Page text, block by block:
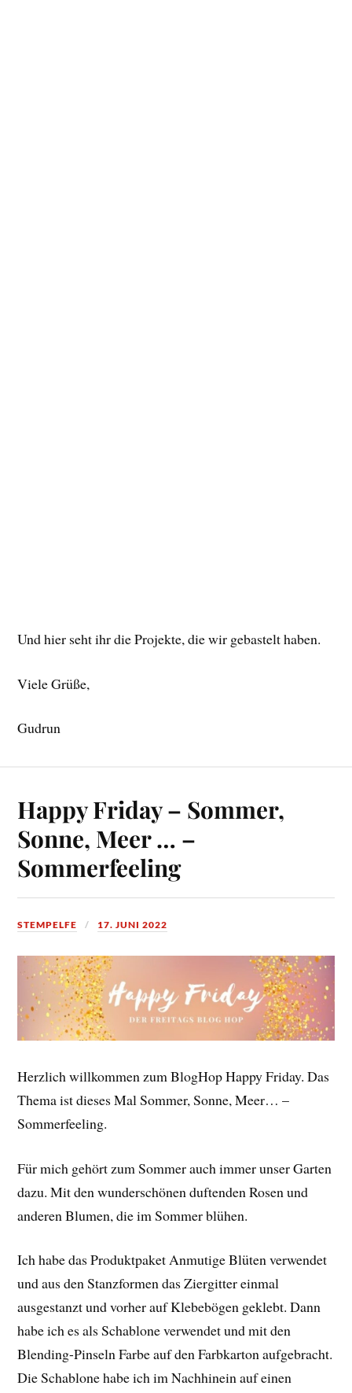
Und hier seht ihr die Projekte, die wir gebastelt haben.
Viele Grüße,
Gudrun
Happy Friday – Sommer,
Sonne, Meer … –
Sommerfeeling
STEMPELFE 17. JUNI 2022
Herzlich willkommen zum BlogHop Happy Friday. Das
Thema ist dieses Mal Sommer, Sonne, Meer… –
Sommerfeeling.
Für mich gehört zum Sommer auch immer unser Garten
dazu. Mit den wunderschönen duftenden Rosen und
anderen Blumen, die im Sommer blühen.
Ich habe das Produktpaket Anmutige Blüten verwendet
und aus den Stanzformen das Ziergitter einmal
ausgestanzt und vorher auf Klebebögen geklebt. Dann
habe ich es als Schablone verwendet und mit den
Blending-Pinseln Farbe auf den Farbkarton aufgebracht.
Die Schablone habe ich im Nachhinein auf einen